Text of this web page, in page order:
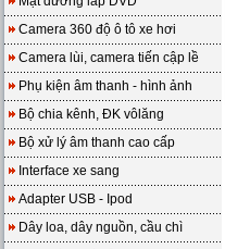
Camera 360 độ ô tô xe hơi
Camera lùi, camera tiến cập lề
Phụ kiện âm thanh - hình ảnh
Bộ chia kênh, ĐK vôlăng
Bộ xử lý âm thanh cao cấp
Interface xe sang
Adapter USB - Ipod
Dây loa, dây nguồn, cầu chì